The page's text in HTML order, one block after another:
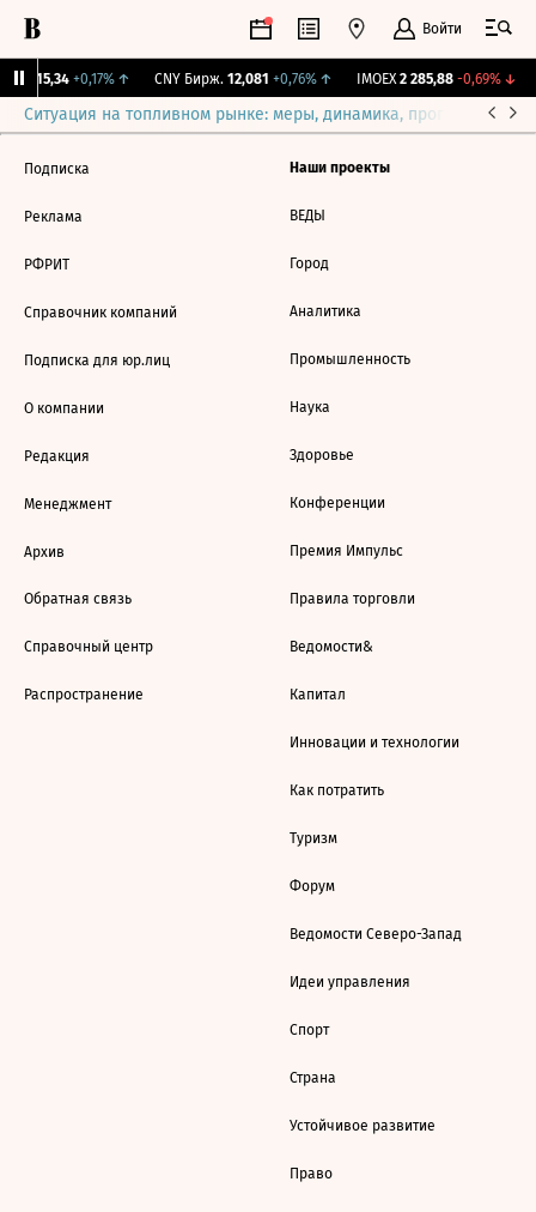
Войти
115,34 +0,17%↑ CNY Бирж. 12,081 +0,76%↑ IMOEX 2 285,88 -0,69%↓
Ситуация на топливном рынке: меры, динамика, прогнозы
Подписка
Реклама
РФРИТ
Справочник компаний
Подписка для юр.лиц
О компании
Редакция
Менеджмент
Архив
Обратная связь
Справочный центр
Распространение
Наши проекты
ВЕДЫ
Город
Аналитика
Промышленность
Наука
Здоровье
Конференции
Премия Импульс
Правила торговли
Ведомости&
Капитал
Инновации и технологии
Как потратить
Туризм
Форум
Ведомости Северо-Запад
Идеи управления
Спорт
Страна
Устойчивое развитие
Право